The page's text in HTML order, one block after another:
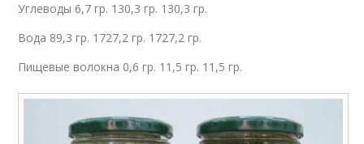
Углеводы 6,7 гр. 130,3 гр. 130,3 гр.
Вода 89,3 гр. 1727,2 гр. 1727,2 гр.
Пищевые волокна 0,6 гр. 11,5 гр. 11,5 гр.